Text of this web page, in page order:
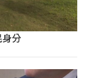
分